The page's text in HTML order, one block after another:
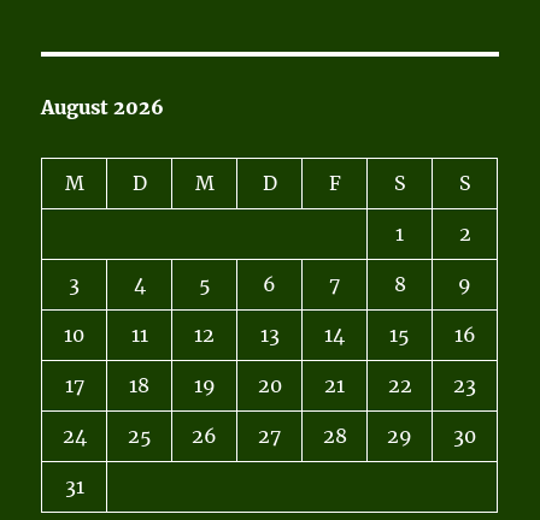
August 2026
M D M D F S S
1 2
3 4 5 6 7 8 9
10 11 12 13 14 15 16
17 18 19 20 21 22 23
24 25 26 27 28 29 30
31